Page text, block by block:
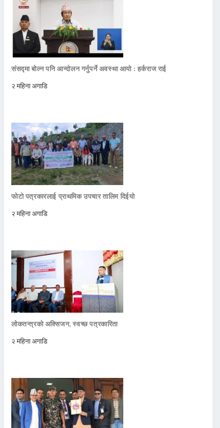
संसद्मा बोल्न पनि आन्दोलन गर्नुपर्ने अवस्था आयो : हर्कराज राई
२ महिना अगाडि
फोटो पत्रकारलाई प्राथमिक उपचार तालिम दिईयो
२ महिना अगाडि
लोकतन्त्रको अक्सिजन, स्वच्छ पत्रकारिता
२ महिना अगाडि